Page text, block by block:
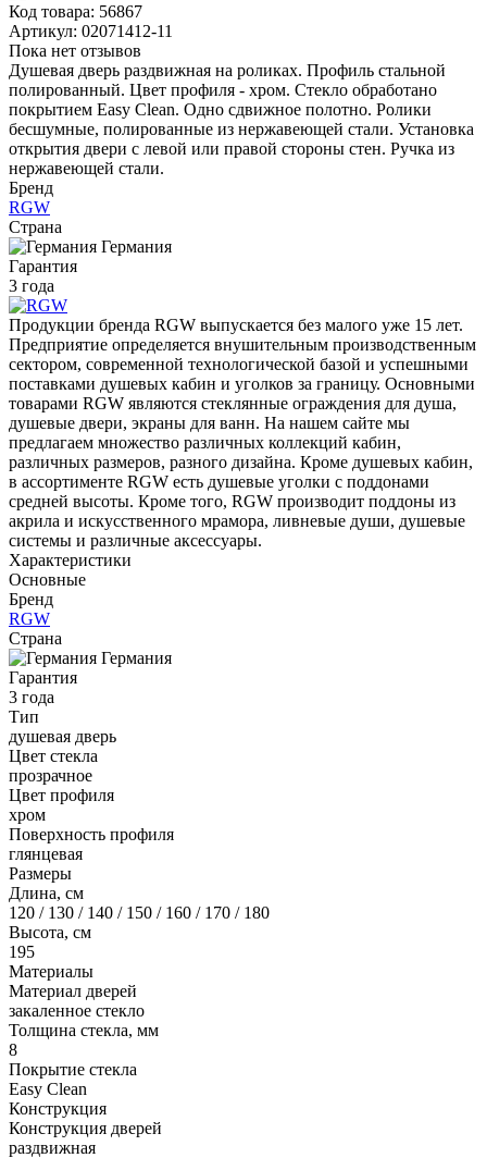
Код товара: 56867
Артикул: 02071412-11
Пока нет отзывов
Душевая дверь раздвижная на роликах. Профиль стальной
полированный. Цвет профиля - хром. Стекло обработано
покрытием Easy Clean. Одно сдвижное полотно. Ролики
бесшумные, полированные из нержавеющей стали. Установка
открытия двери с левой или правой стороны стен. Ручка из
нержавеющей стали.
Бренд
RGW
Страна
Германия
Гарантия
3 года
Продукции бренда RGW выпускается без малого уже 15 лет.
Предприятие определяется внушительным производственным
сектором, современной технологической базой и успешными
поставками душевых кабин и уголков за границу. Основными
товарами RGW являются стеклянные ограждения для душа,
душевые двери, экраны для ванн. На нашем сайте мы
предлагаем множество различных коллекций кабин,
различных размеров, разного дизайна. Кроме душевых кабин,
в ассортименте RGW есть душевые уголки с поддонами
средней высоты. Кроме того, RGW производит поддоны из
акрила и искусственного мрамора, ливневые души, душевые
системы и различные аксессуары.
Характеристики
Основные
Бренд
RGW
Страна
Германия
Гарантия
3 года
Тип
душевая дверь
Цвет стекла
прозрачное
Цвет профиля
хром
Поверхность профиля
глянцевая
Размеры
Длина, см
120 / 130 / 140 / 150 / 160 / 170 / 180
Высота, см
195
Материалы
Материал дверей
закаленное стекло
Толщина стекла, мм
8
Покрытие стекла
Easy Clean
Конструкция
Конструкция дверей
раздвижная